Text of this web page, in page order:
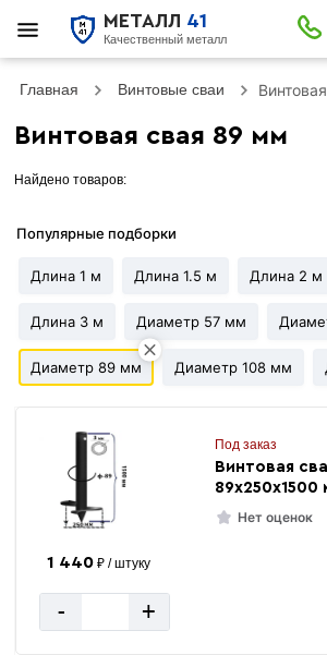
МЕТАЛЛ 41
Качественный металл
Главная Винтовые сваи
Винтовая свая 89 мм
Найдено товаров:
Популярные подборки
Длина 1 м Длина 1.5 м Длина 2 м
Длина 3 м Диаметр 57 мм
Диаметр 89 мм Диаметр 108 мм
Под заказ
Винтовая
89х250х1500
Нет оценок
1 440 ₽ / штуку
- +